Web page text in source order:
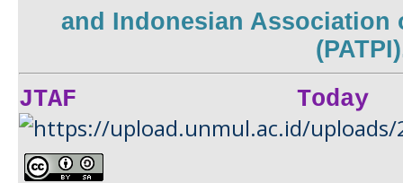
and Indonesian Association
(PATPI)
JTAF